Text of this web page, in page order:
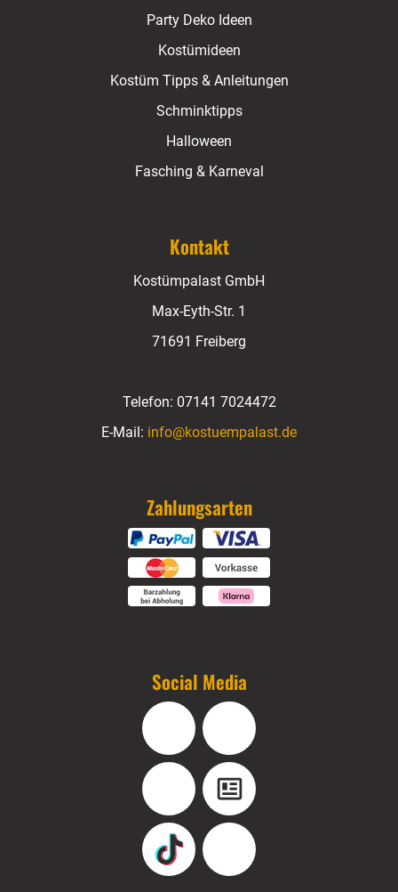
Party Deko Ideen
Kostümideen
Kostüm Tipps & Anleitungen
Schminktipps
Halloween
Fasching & Karneval
Kontakt
Kostümpalast GmbH
Max-Eyth-Str. 1
71691 Freiberg
Telefon: 07141 7024472
E-Mail: info@kostuempalast.de
Zahlungsarten
Social Media
Facebook Instagram
YouTube Blog
TikTok Pinterest